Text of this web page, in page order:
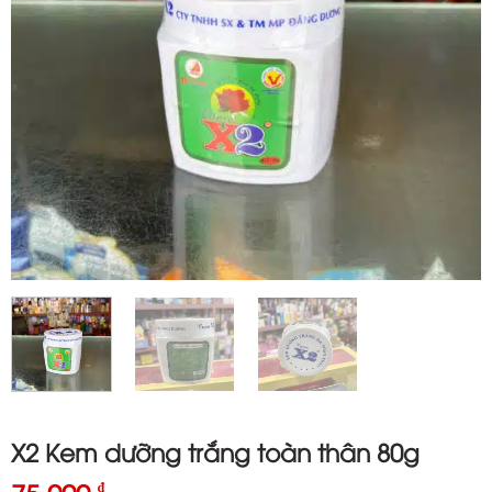
X2 Kem dưỡng trắng toàn thân 80g
₫